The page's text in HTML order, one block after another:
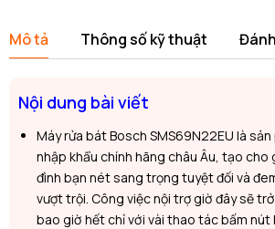
Mô tả Thông số kỹ thuật
Nội dung bài viết
Máy rửa bát Bosch SMS69N22EU là
nhập khẩu chính hãng châu Âu, tạo cho
đình bạn nét sang trọng tuyệt đối và
vượt trội. Công việc nội trợ giờ đây sẽ
bao giờ hết chỉ với vài thao tác bấm nút